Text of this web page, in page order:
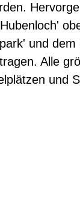
und
Alle
und